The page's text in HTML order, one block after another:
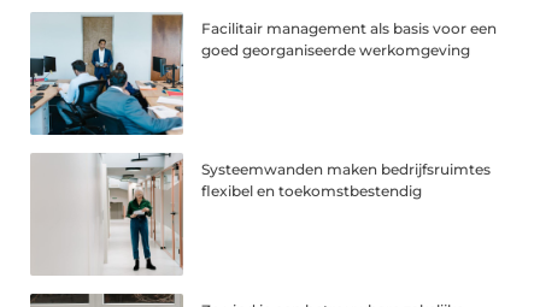
Facilitair management als basis voor een
goed georganiseerde werkomgeving
Systeemwanden maken bedrijfsruimtes
flexibel en toekomstbestendig